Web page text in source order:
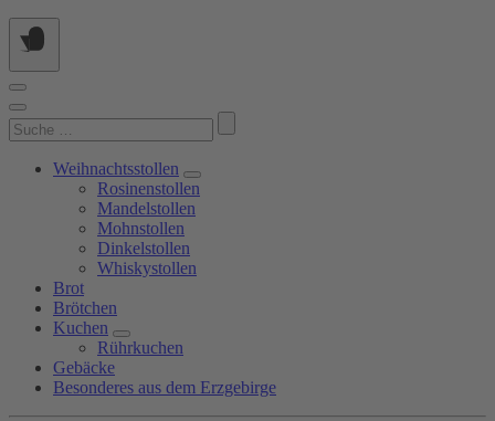
Suchen
nach:
Weihnachtsstollen
Rosinenstollen
Mandelstollen
Mohnstollen
Dinkelstollen
Whiskystollen
Brot
Brötchen
Kuchen
Rührkuchen
Gebäcke
Besonderes aus dem Erzgebirge